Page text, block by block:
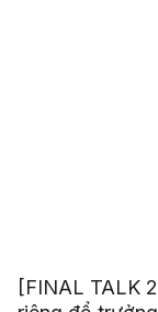
[FINAL TALK